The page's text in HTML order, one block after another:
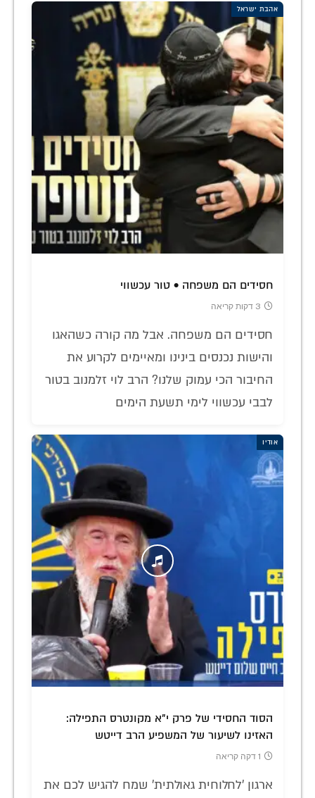
אהבת ישראל
חסידים הם משפחה • טור עכשווי
3 דקות קריאה
חסידים הם משפחה. אבל מה קורה כשהאגו
והישות נכנסים בינינו ומאיימים לקרוע את
החיבור הכי עמוק שלנו? הרב לוי זלמנוב בטור
לבבי עכשווי לימי תשעת הימים
אודיו
הסוד החסידי של פרק י"א מקונטרס התפילה:
האזינו לשיעור של המשפיע הרב דייטש
1 דקה קריאה
ארגון 'לחלוחית גאולתית' שמח להגיש לכם את